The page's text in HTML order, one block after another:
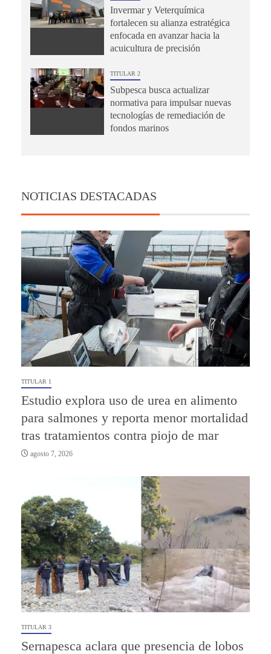
Invermar y Veterquímica
fortalecen su alianza estratégica
enfocada en avanzar hacia la
acuicultura de precisión
TITULAR 2
Subpesca busca actualizar
normativa para impulsar nuevas
tecnologías de remediación de
fondos marinos
NOTICIAS DESTACADAS
TITULAR 1
Estudio explora uso de urea en alimento
para salmones y reporta menor mortalidad
tras tratamientos contra piojo de mar
agosto 7, 2026
TITULAR 3
Sernapesca aclara que presencia de lobos